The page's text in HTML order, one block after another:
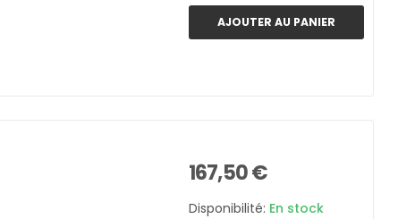
AJOUTER AU PANIER
167,50 €
Disponibilité: En stock